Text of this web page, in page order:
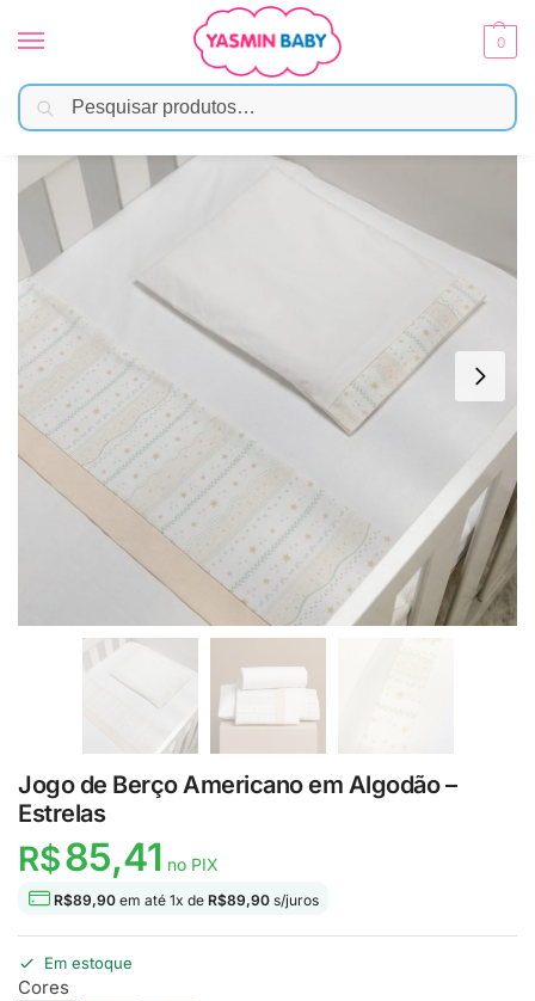
0
Início Enxoval / Lençóis e Fronhas
Jogo de Berço Americano em Algodão –
Estrelas
R$85,41 no PIX
R$89,90 em até 1x de R$89,90 s/juros
Em estoque
Cores